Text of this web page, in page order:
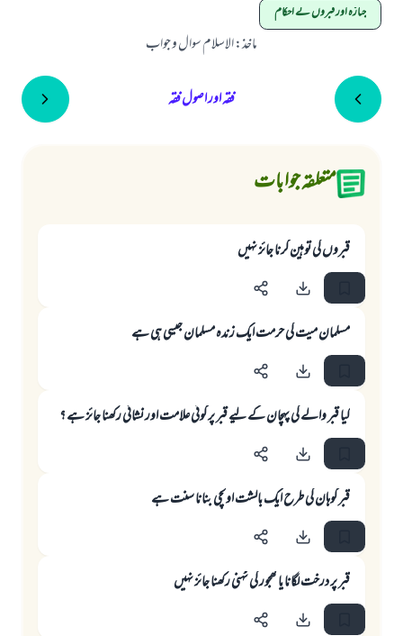
جنازہ اور قبروں کے احکام
ماخذ:الاسلام سوال و جواب
فقہ اور اصول فقہ
متعلقہ جوابات
قبروں كى توہين كرنا جائز نہيں
مسلمان ميت كى حرمت ايك زندہ مسلمان جيسى ہى ہے
كيا قبر والے كى پہچان كے ليے قبر پر كوئى علامت اور نشانى ركھنا جائز ہے ؟
قبر كوہان كى طرح ايك بالشت اونچى بنانا سنت ہے
قبر پر درخت لگانا يا كھجور كى ٹہنى ركھنا جائز نہيں